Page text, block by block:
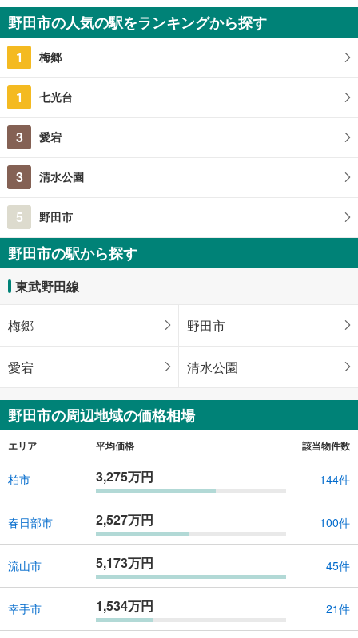
1,480万円
3DK
野田市の人気の駅をランキングから探す
1 梅郷
1 七光台
3 愛宕
3 清水公園
5 野田市
野田市の駅から探す
東武野田線
梅郷 野田市
愛宕 清水公園
野田市の周辺地域の価格相場
エリア 平均価格 該当物件数
柏市 3,275万円 144件
春日部市 2,527万円 100件
流山市 5,173万円 45件
幸手市 1,534万円 21件